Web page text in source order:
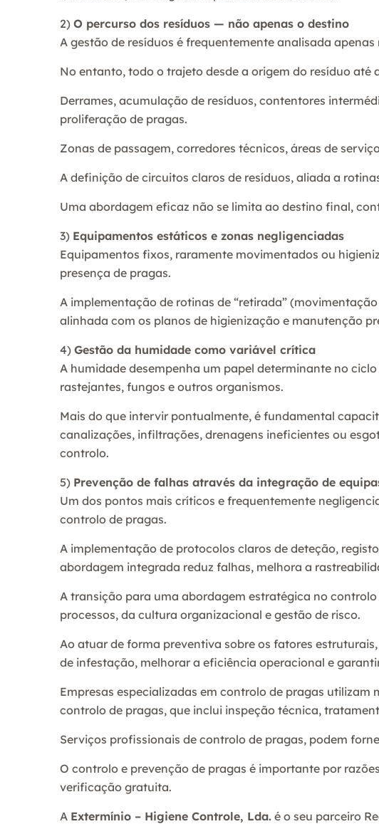
2) O percurso dos resíduos — não apenas o destino
A gestão de resíduos é frequentemente analisada
No entanto, todo o trajeto desde a origem do resíduo
Derrames, acumulação de resíduos, contentores
proliferação de pragas.
Zonas de passagem, corredores técnicos, áreas de
A definição de circuitos claros de resíduos, aliada a
Uma abordagem eficaz não se limita ao destino final,
3) Equipamentos estáticos e zonas negligenciadas
Equipamentos fixos, raramente movimentados ou
presença de pragas.
A implementação de rotinas de “retirada”
alinhada com os planos de higienização e manutenção
4) Gestão da humidade como variável crítica
A humidade desempenha um papel determinante no
rastejantes, fungos e outros organismos.
Mais do que intervir pontualmente, é fundamental
canalizações, infiltrações, drenagens ineficientes ou
controlo.
5) Prevenção de falhas através da integração de
Um dos pontos mais críticos e frequentemente
controlo de pragas.
A implementação de protocolos claros de deteção,
abordagem integrada reduz falhas, melhora a
A transição para uma abordagem estratégica no
processos, da cultura organizacional e gestão de risco.
Ao atuar de forma preventiva sobre os fatores
de infestação, melhorar a eficiência operacional e
Empresas especializadas em controlo de pragas
controlo de pragas, que inclui inspeção técnica,
Serviços profissionais de controlo de pragas, podem
O controlo e prevenção de pragas é importante por
verificação gratuita.
A Extermínio – Higiene Controle, Lda. é o seu parceiro